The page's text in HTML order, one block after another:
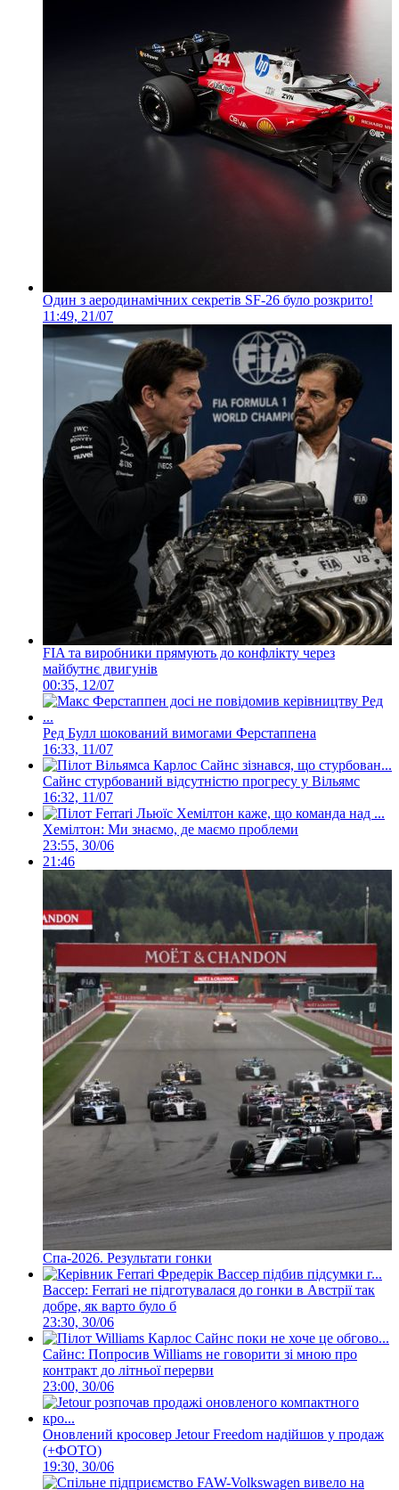
Один з аеродинамічних секретів SF-26 було розкрито!
11:49, 21/07
FIA та виробники прямують до конфлікту через
майбутнє двигунів
00:35, 12/07
Ред Булл шокований вимогами Ферстаппена
16:33, 11/07
Сайнс стурбований відсутністю прогресу у Вільямс
16:32, 11/07
Хемілтон: Ми знаємо, де маємо проблеми
23:55, 30/06
21:46
Спа-2026. Результати гонки
Вассер: Ferrari не підготувалася до гонки в Австрії так
добре, як варто було б
23:30, 30/06
Сайнс: Попросив Williams не говорити зі мною про
контракт до літньої перерви
23:00, 30/06
Оновлений кросовер Jetour Freedom надійшов у продаж
(+ФОТО)
19:30, 30/06